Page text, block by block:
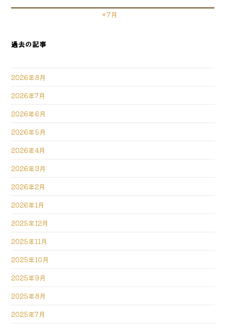
« 7月
過去の記事
2026年8月
2026年7月
2026年6月
2026年5月
2026年4月
2026年3月
2026年2月
2026年1月
2025年12月
2025年11月
2025年10月
2025年9月
2025年8月
2025年7月